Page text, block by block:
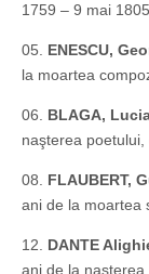
1759 – 9 mai
05. ENESCU,
la moartea
06. BLAGA,
naşterea
08. FLAUBERT,
ani de la moartea
12. DANTE
ani de la naşterea